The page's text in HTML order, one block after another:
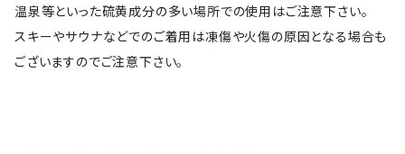
温泉等といった硫黄成分の多い場所での使用はご注意下さい。
スキーやサウナなどでのご着用は凍傷や火傷の原因となる場合も
ございますのでご注意下さい。